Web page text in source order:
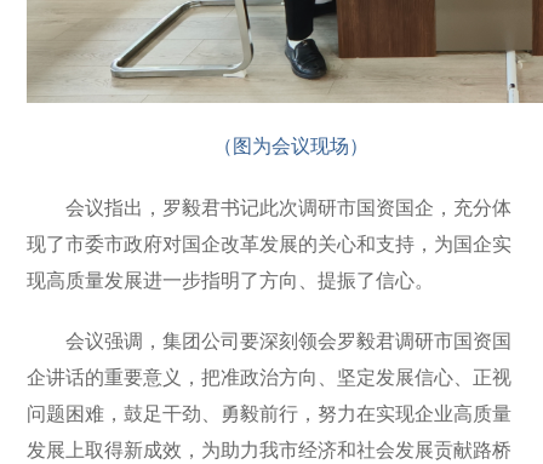
（图为会议现场）
会议指出，罗毅君书记此次调研市国资国企，充分体
现了市委市政府对国企改革发展的关心和支持，为国企实
现高质量发展进一步指明了方向、提振了信心。
会议强调，集团公司要深刻领会罗毅君调研市国资国
企讲话的重要意义，把准政治方向、坚定发展信心、正视
问题困难，鼓足干劲、勇毅前行，努力在实现企业高质量
发展上取得新成效，为助力我市经济和社会发展贡献路桥